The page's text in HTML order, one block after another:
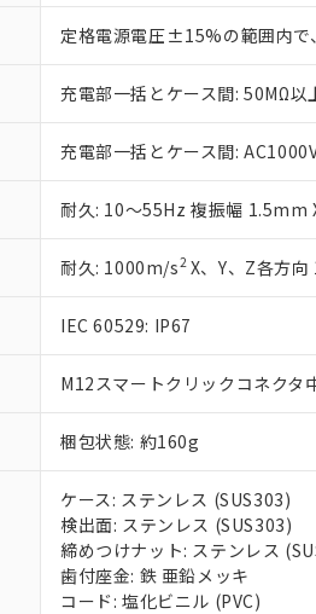
定格電源電圧±15%の範囲内
充電部一括とケース間: 50MΩ
充電部一括とケース間:
耐久: 10～55Hz 複振幅 1.5mm
耐久: 1000m/s2X、Y、Z各方向
IEC 60529: IP67
M12スマートクリックコネク
梱包状態: 約160g
ケース: ステンレス (SUS303)
検出面: ステンレス (SUS303)
締めつけナット: ステンレス
歯付座金: 鉄 亜鉛メッキ
コード: 塩化ビニル (PVC)
※当社の共
いる法人を
下記の非含有証明
51物質の非含有
※本証明書は発行
また、RoHS指令
混在することから
既に当社にて対応
り割愛しておりま